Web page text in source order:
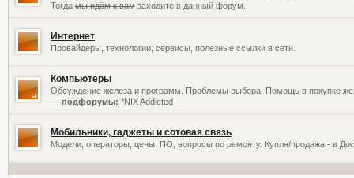
Тогдамы идём к вамзаходите в данный форум.
Интернет
Провайдеры, технологии, сервисы, полезные ссылки в сети.
Компьютеры
Обсуждение железа и программ. Проблемы выбора. Помощь в покупке
— подфорумы: *NIX Addicted
Мобильники, гаджеты и сотовая связь
Модели, операторы, цены, ПО, вопросы по ремонту. Купля/продажа - в